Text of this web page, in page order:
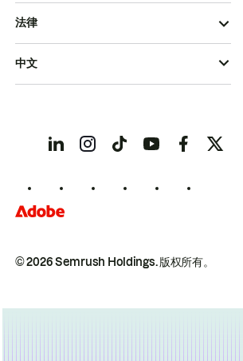
© 2026 Semrush Holdings.版权所有。
法律
中文